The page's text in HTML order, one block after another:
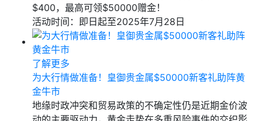
$400，最高可领$50000赠金！
活动时间：即日起至2025年7月28日
了解更多
为大行情做准备！皇御贵金属$50000新客礼助阵黄
金牛市
地缘时政冲突和贸易政策的不确定性仍是近期金价波